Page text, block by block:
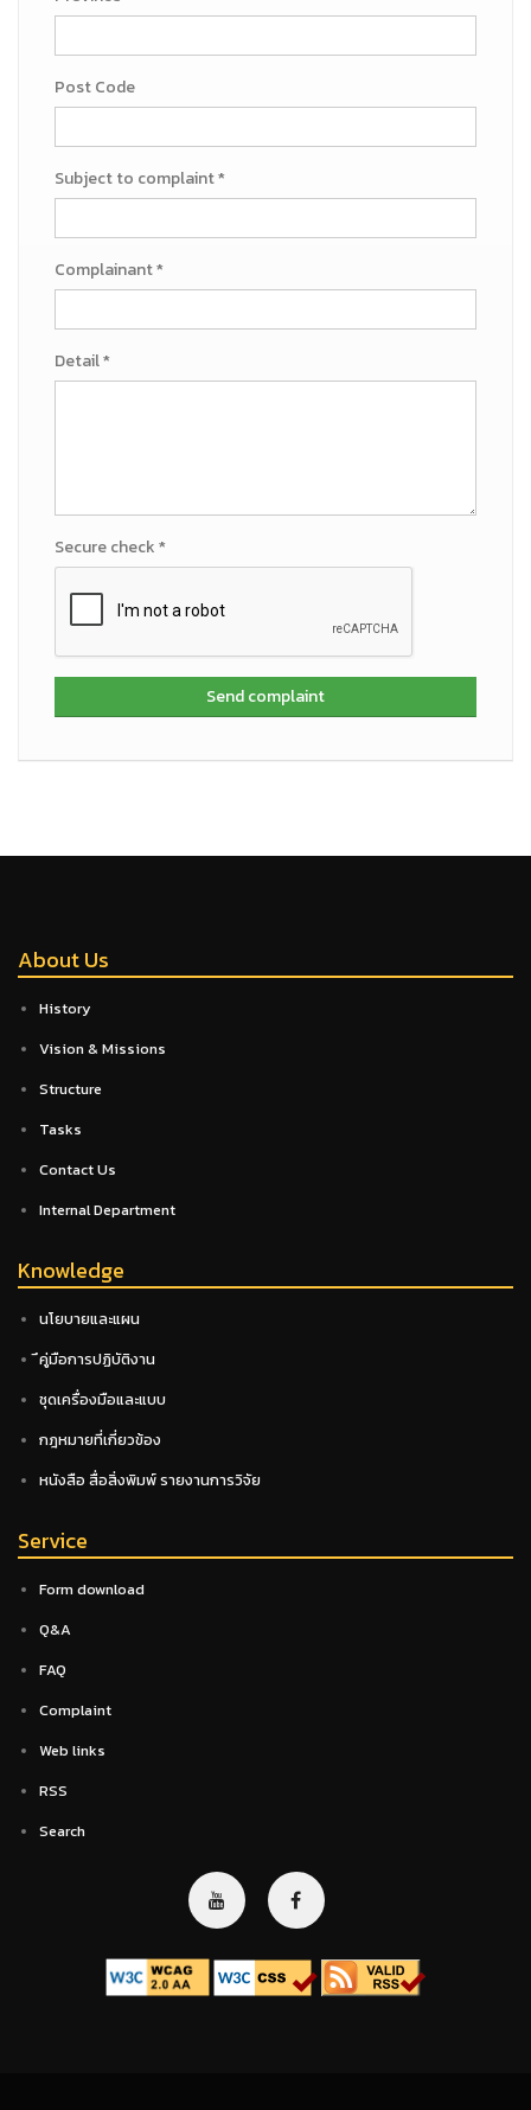
Post Code
Subject to complaint *
Complainant *
Detail *
Secure check *
Send complaint
About Us
History
Vision & Missions
Structure
Tasks
Contact Us
Internal Department
Knowledge
นโยบายและแผน
ึคู่มือการปฏิบัติงาน
ชุดเครื่องมือและแบบ
กฎหมายที่เกี่ยวข้อง
หนังสือ สื่อสิ่งพิมพ์ รายงานการวิจัย
Service
Form download
Q&A
FAQ
Complaint
Web links
RSS
Search